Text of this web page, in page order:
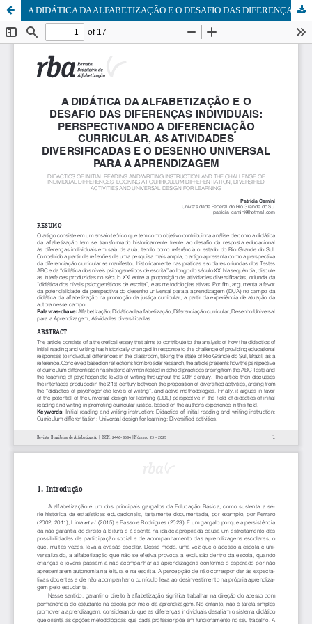
A DIDÁTICA DA ALFABETIZAÇÃO E O DESAFIO DAS DIFERENÇAS INDIVIDUAIS